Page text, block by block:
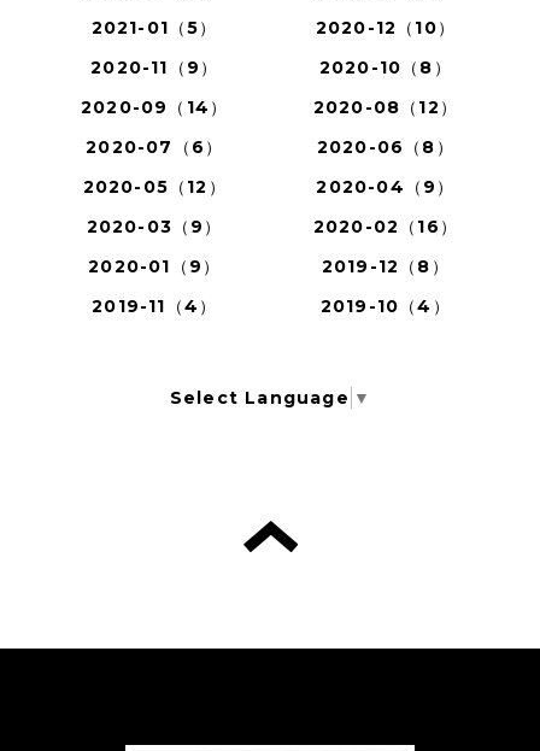
2021-01（5）
2020-12（10）
2020-11（9）
2020-10（8）
2020-09（14）
2020-08（12）
2020-07（6）
2020-06（8）
2020-05（12）
2020-04（9）
2020-03（9）
2020-02（16）
2020-01（9）
2019-12（8）
2019-11（4）
2019-10（4）
Select Language ▼